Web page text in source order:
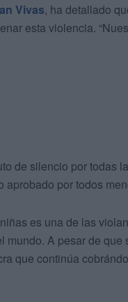
Vivas, ha detallado
esta violencia.
de silencio por todas
aprobado por todos
es una de las
mundo. A pesar de
que continúa